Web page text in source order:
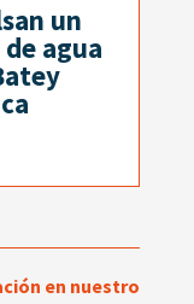
un
agua
en nuestro